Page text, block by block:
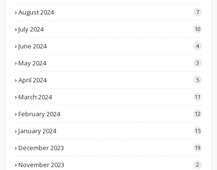
August 2024 7
July 2024 10
June 2024 4
May 2024 3
April 2024 5
March 2024 11
February 2024 12
January 2024 15
December 2023 19
November 2023 2